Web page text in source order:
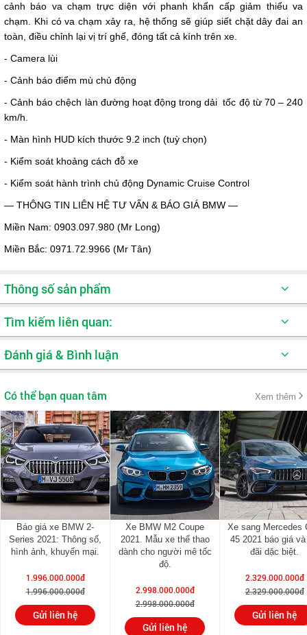
cảnh báo va chạm trực diện với phanh khẩn cấp giảm thiểu va
chạm. Khi có va chạm xảy ra, hệ thống sẽ giúp siết chặt dây đai an
toàn, điều chỉnh lại vị trí ghế, đóng tất cả kính trên xe.
- Camera lùi
- Cảnh báo điểm mù chủ động
- Cảnh báo chệch làn đường hoạt động trong dải tốc độ từ 70 – 240
km/h.
- Màn hình HUD kích thước 9.2 inch (tuỳ chọn)
- Kiểm soát khoảng cách đỗ xe
- Kiểm soát hành trình chủ động Dynamic Cruise Control
— THÔNG TIN LIÊN HỆ TƯ VẤN & BÁO GIÁ BMW —
Miền Nam: 0903.097.980 (Mr Long)
Miền Bắc: 0971.72.9966 (Mr Tân)
Thông số sản phẩm
Kích thước tổng thể DxRxC
Loại nhiên liệu Xăng và Diesel
Công suất tối đa
Hệ dẫn động 4 bánh xDrive hoặc cầu trước
Cỡ mâm 17-19 inch
Tìm kiếm liên quan:
Xe oto Coupe
Đánh giá & Bình luận
Có thể bạn quan tâm Xem thêm
Báo giá xe BMW 2-
Series 2021: Thông số,
hình ảnh, khuyến mại.
1.996.000.000đ
1.996.000.000đ
Gửi liên hệ
Xe BMW M2 Coupe
2021. Mẫu xe thể thao
dành cho người mê tốc
độ.
2.998.000.000đ
2.998.000.000đ
Gửi liên hệ
Xe sang Mercedes
45 2021 báo giá
đãi dặc biệt.
2.329.000.000đ
2.329.000.000đ
Gửi liên hệ